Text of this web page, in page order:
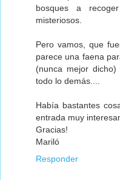
bosques a
misteriosos.
Pero vamos, que
parece una faena
(nunca mejor
todo lo demás....
Había bastantes
entrada muy
Gracias!
Mariló
Responder